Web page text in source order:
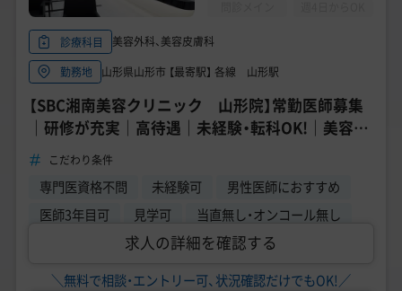
診療科目
美容外科、美容皮膚科
勤務地
山形県山形市 【最寄駅】 各線 山形駅
【SBC湘南美容クリニック 山形院】常勤医師募集
｜研修が充実｜高待遇｜未経験・転科OK!｜美容外
科・美容皮膚科
こだわり条件
専門医資格不問 未経験可
男性医師におすすめ
医師3年目可
見学可 当直無し・オンコール無し
求人の詳細を確認する
＼無料で相談・エントリー可、状況確認だけでもOK!／